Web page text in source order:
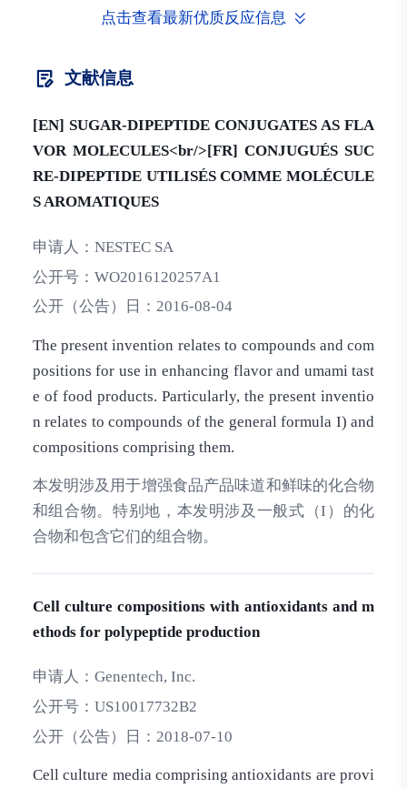
点击查看最新优质反应信息
文献信息
[EN] SUGAR-DIPEPTIDE CONJUGATES AS FLA
VOR MOLECULES<br/>[FR] CONJUGUÉS SUC
RE-DIPEPTIDE UTILISÉS COMME MOLÉCULE
S AROMATIQUES
申请人： NESTEC SA
公开号： WO2016120257A1
公开（公告）日： 2016-08-04
The present invention relates to compounds and com
positions for use in enhancing flavor and umami tast
e of food products. Particularly, the present inventio
n relates to compounds of the general formula I) and
compositions comprising them.
本发明涉及用于增强食品产品味道和鲜味的化合物
和组合物。特别地，本发明涉及一般式（I）的化
合物和包含它们的组合物。
Cell culture compositions with antioxidants and m
ethods for polypeptide production
申请人： Genentech, Inc.
公开号： US10017732B2
公开（公告）日： 2018-07-10
Cell culture media comprising antioxidants are provi